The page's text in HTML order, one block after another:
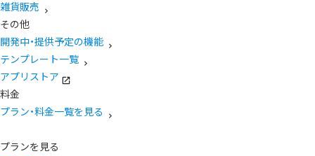
雑貨販売
その他
開発中・提供予定の機能
テンプレート一覧
アプリストア
料金
プラン・料金一覧を見る
プランを見る